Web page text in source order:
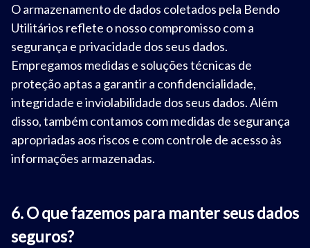
O armazenamento de dados coletados pela Bendo
Utilitários reflete o nosso compromisso com a
segurança e privacidade dos seus dados.
Empregamos medidas e soluções técnicas de
proteção aptas a garantir a confidencialidade,
integridade e inviolabilidade dos seus dados. Além
disso, também contamos com medidas de segurança
apropriadas aos riscos e com controle de acesso às
informações armazenadas.
6. O que fazemos para manter seus dados
seguros?